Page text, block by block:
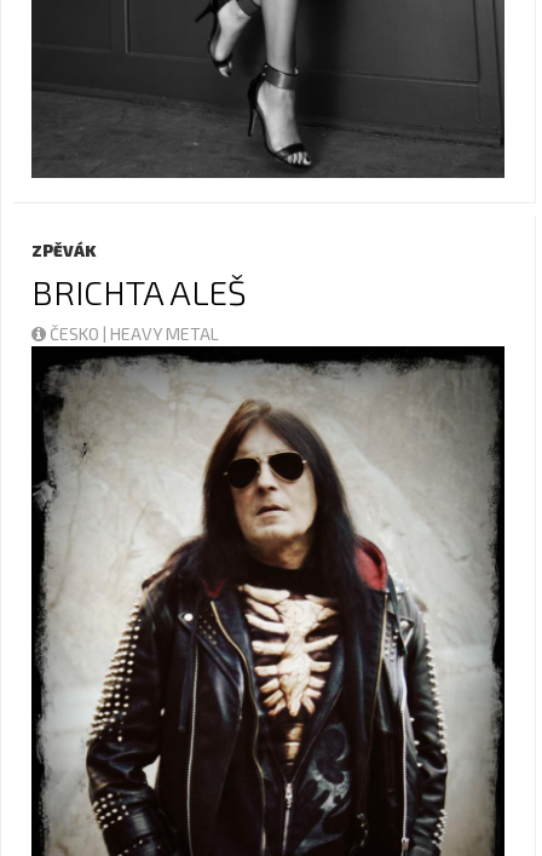
ZPĚVÁK
BRICHTA ALEŠ
ČESKO | HEAVY METAL